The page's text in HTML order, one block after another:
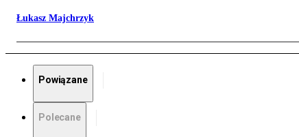
Łukasz Majchrzyk
Powiązane
Polecane